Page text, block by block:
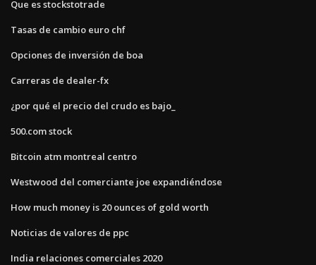
Que es stockstotrade
Tasas de cambio euro chf
Opciones de inversión de boa
Carreras de dealer-fx
¿por qué el precio del crudo es bajo_
500.com stock
Bitcoin atm montreal centro
Westwood del comerciante joe expandiéndose
How much money is 20 ounces of gold worth
Noticias de valores de ppc
India relaciones comerciales 2020